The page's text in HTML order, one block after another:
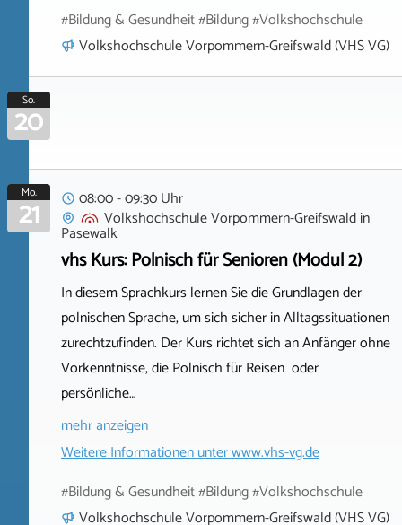
#Bildung & Gesundheit #Bildung #Volkshochschule
Volkshochschule Vorpommern-Greifswald (VHS VG)
So.
20
Mo.
21
08:00 - 09:30 Uhr
Volkshochschule Vorpommern-Greifswaldin
Pasewalk
vhs Kurs: Polnisch für Senioren (Modul 2)
In diesem Sprachkurs lernen Sie die Grundlagen der
polnischen Sprache, um sich sicher in Alltagssituationen
zurechtzufinden. Der Kurs richtet sich an Anfänger ohne
Vorkenntnisse, die Polnisch für Reisen oder
persönliche…
mehr anzeigen
Weitere Informationen unterwww.vhs-vg.de
#Bildung & Gesundheit #Bildung #Volkshochschule
Volkshochschule Vorpommern-Greifswald (VHS VG)